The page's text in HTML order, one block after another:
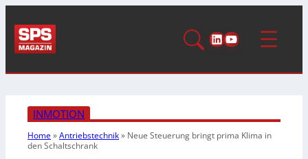
LinkedIn
YouTube
INMOTION
Home»Antriebstechnik» Neue Steuerung bringt prima Klima in
den Schaltschrank